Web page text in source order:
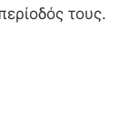
τους.